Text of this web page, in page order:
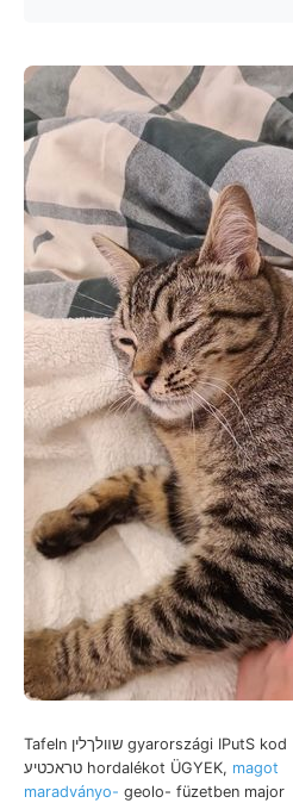
Tafeln שװלךלין gyarországi IPutS kod
טראכטיע hordalékot ÜGYEK, magot
maradványo- geolo- füzetben major